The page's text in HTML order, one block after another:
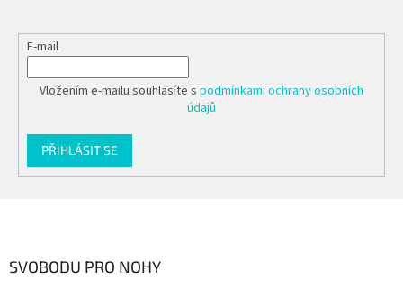
E-mail
Vložením e-mailu souhlasíte s podmínkami ochrany osobních
údajů
PŘIHLÁSIT SE
SVOBODU PRO NOHY